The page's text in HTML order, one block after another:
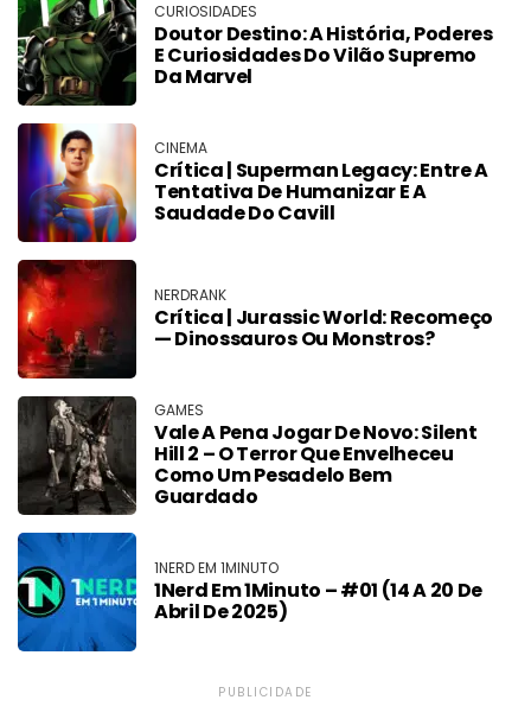
CURIOSIDADES
Doutor Destino: A História, Poderes
E Curiosidades Do Vilão Supremo
Da Marvel
CINEMA
Crítica | Superman Legacy: Entre A
Tentativa De Humanizar E A
Saudade Do Cavill
NERDRANK
Crítica | Jurassic World: Recomeço
— Dinossauros Ou Monstros?
GAMES
Vale A Pena Jogar De Novo: Silent
Hill 2 – O Terror Que Envelheceu
Como Um Pesadelo Bem
Guardado
1NERD EM 1MINUTO
1Nerd Em 1Minuto – #01 (14 A 20 De
Abril De 2025)
PUBLICIDADE